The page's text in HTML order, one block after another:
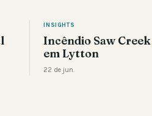
INSIGHTS
Incêndio Saw
em Lytton
22 de jun.